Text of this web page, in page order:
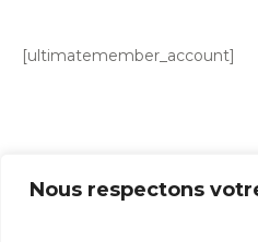
Nous respectons
[ultimatemember_account]